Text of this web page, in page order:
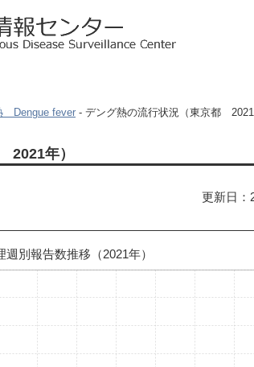
Dengue fever - デング熱の流行状況（東京都 2021
2021年）
更新日：
週別報告数推移（2021年）